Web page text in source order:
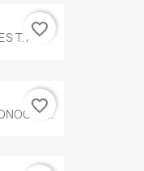
T.787
favorite_border
favorite_border